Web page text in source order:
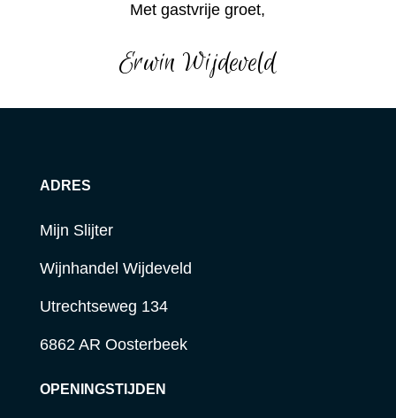
Met gastvrije groet,
Erwin Wijdeveld
ADRES
Mijn Slijter
Wijnhandel Wijdeveld
Utrechtseweg 134
6862 AR Oosterbeek
OPENINGSTIJDEN